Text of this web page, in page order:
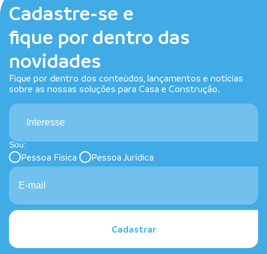
Cadastre-se e
fique por dentro das
novidades
Fique por dentro dos conteúdos, lançamentos e notícias
sobre as nossas soluções para Casa e Construção.
Interesse
Sou:
Pessoa Física Pessoa Jurídica
Cadastrar